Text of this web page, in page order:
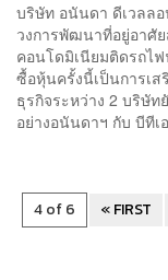
บริษัท อนันดา ดีเวลล
วงการพัฒนาที่อยู่อาศั
คอนโดมิเนียมติดรถไฟ
ซื้อหุ้นครั้งนี้เป็นการเส
ธุรกิจระหว่าง 2 บริษั
อย่างอนันดาฯ กับ บีทีเ
4 of 6 « FIRST